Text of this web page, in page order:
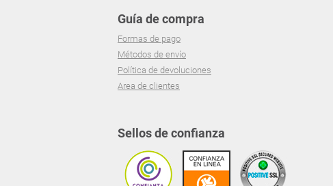
Guía de compra
Formas de pago
Métodos de envío
Política de devoluciones
Area de clientes
Sellos de confianza